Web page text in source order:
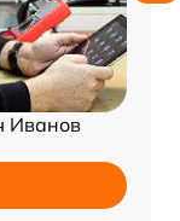
Иванов